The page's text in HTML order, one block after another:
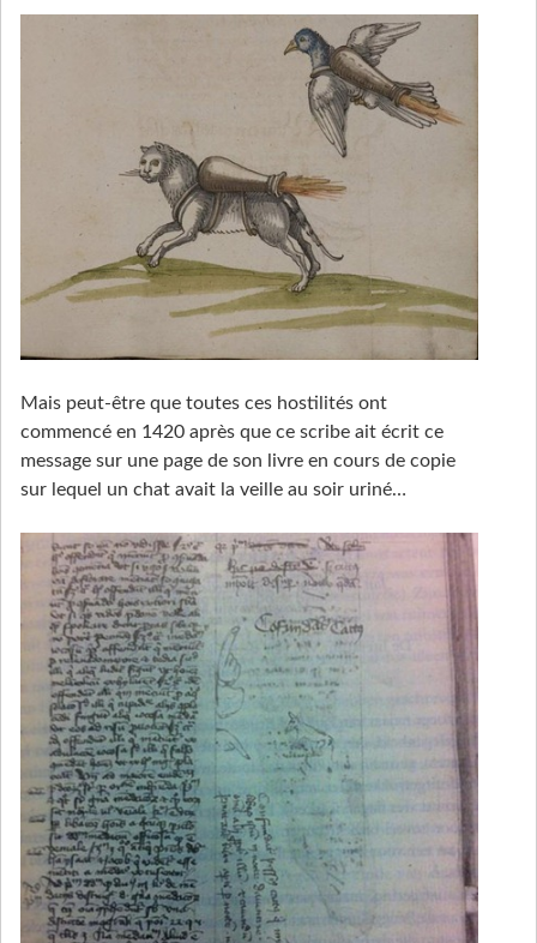
Mais peut-être que toutes ces hostilités ont
commencé en 1420 après que ce scribe ait écrit ce
message sur une page de son livre en cours de copie
sur lequel un chat avait la veille au soir uriné…